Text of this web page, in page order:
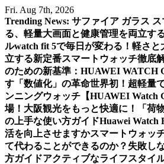
Skip
to
content
Fri. Aug 7th, 2026
Trending News: サファイア ガラス
る、軽量大画面と健康管理を両立す
ルwatch fit 5で毎日が変わる！軽さ
立する新定番スマートウォッチ徹底
のための新基準：HUAWEI WATCH
す「数値化」の革命世界初！超軽量
ンニングウォッチ【HUAWEI Watch
場！ 大阪観光をもっと快適に！「荷
の上手な使い方ガイドHuawei Watch
活を向上させますかスマートウォッ
て代わることができるのか？ 失敗し
方ガイドアクティブなライフスタイ